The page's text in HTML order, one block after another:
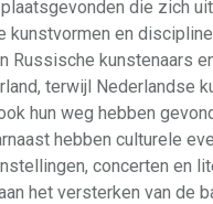
die zich
kunstvormen en
Russische kunstenaars
terwijl Nederlandse
hun weg hebben
hebben culturele
concerten en
het versterken van de